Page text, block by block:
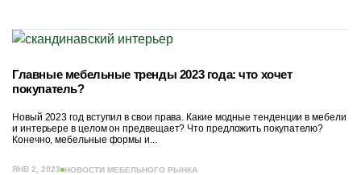
Главные мебельные тренды 2023 года: что хочет
покупатель?
Новый 2023 год вступил в свои права. Какие модные тенденции в мебели
и интерьере в целом он предвещает? Что предложить покупателю?
Конечно, мебельные формы и...
ЯНВ 2, 2023 НОВОСТИ МЕБЕЛЬНОГО РЫНКА